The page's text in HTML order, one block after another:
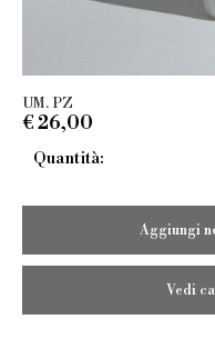
UM. PZ
€ 26,00
Quantità:
Aggiungi
Vedi